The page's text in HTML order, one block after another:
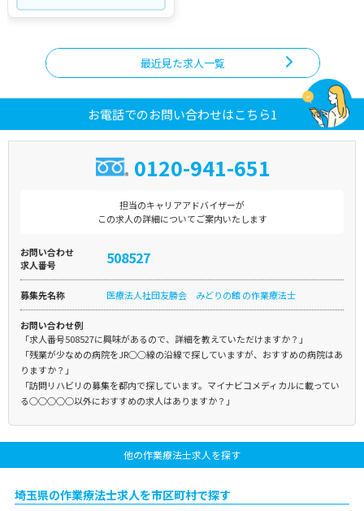
最近見た求人一覧
お電話でのお問い合わせはこちら1
0120-941-651
担当のキャリアアドバイザーが
この求人の詳細についてご案内いたします
お問い合わせ
求人番号
508527
募集先名称 医療法人社団友勝会 みどりの館 の作業療法士
お問い合わせ例
「求人番号508527に興味があるので、詳細を教えていただけますか？」
「残業が少なめの病院をJR○○線の沿線で探していますが、おすすめの病院はあ
りますか？」
「訪問リハビリの募集を都内で探しています。マイナビコメディカルに載ってい
る○○○○○以外におすすめの求人はありますか？」
他の作業療法士求人を探す
埼玉県の作業療法士求人を市区町村で探す